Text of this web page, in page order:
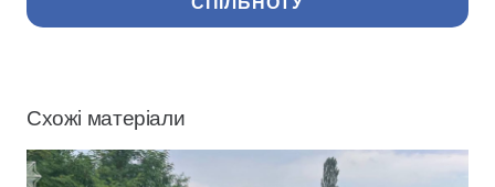
Схожі матеріали